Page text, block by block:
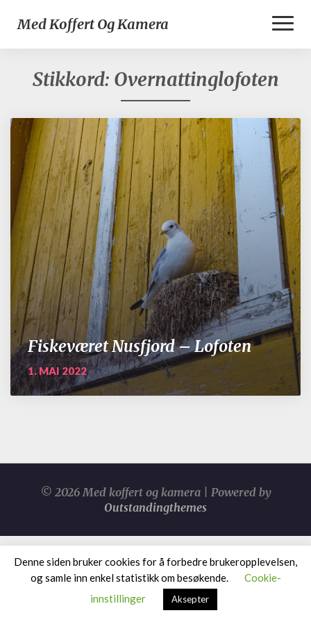
Med Koffert Og Kamera
Stikkord: Overnattinglofoten
Fiskeværet Nusfjord – Lofoten
1. MAI 2022
© 2026 Med koffert og kamera | Powered by
Outstandingthemes
Denne siden bruker cookies for å forbedre brukeropplevelsen,
og samle inn enkel statistikk om besøkende.
Cookie-
innstillinger
Aksepter